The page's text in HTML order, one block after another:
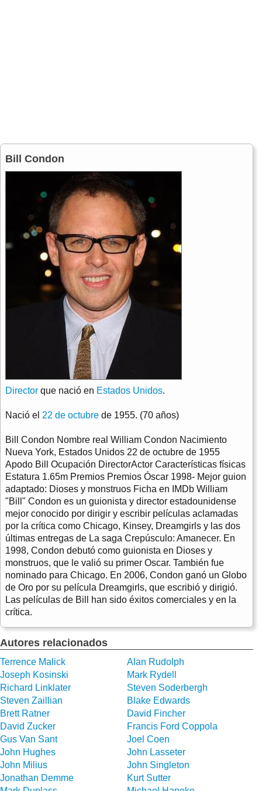
Bill Condon
Director que nació en Estados Unidos.
Nació el 22 de octubre de 1955. (70 años)
Bill Condon Nombre real William Condon Nacimiento
Nueva York, Estados Unidos 22 de octubre de 1955
Apodo Bill Ocupación DirectorActor Características físicas
Estatura 1.65m Premios Premios Óscar 1998- Mejor guion
adaptado: Dioses y monstruos Ficha en IMDb William
"Bill" Condon es un guionista y director estadounidense
mejor conocido por dirigir y escribir películas aclamadas
por la crítica como Chicago, Kinsey, Dreamgirls y las dos
últimas entregas de La saga Crepúsculo: Amanecer. En
1998, Condon debutó como guionista en Dioses y
monstruos, que le valió su primer Oscar. También fue
nominado para Chicago. En 2006, Condon ganó un Globo
de Oro por su película Dreamgirls, que escribió y dirigió.
Las películas de Bill han sido éxitos comerciales y en la
crítica.
Autores relacionados
Terrence Malick
Alan Rudolph
Joseph Kosinski
Mark Rydell
Richard Linklater
Steven Soderbergh
Steven Zaillian
Blake Edwards
Brett Ratner
David Fincher
David Zucker
Francis Ford Coppola
Gus Van Sant
Joel Coen
John Hughes
John Lasseter
John Milius
John Singleton
Jonathan Demme
Kurt Sutter